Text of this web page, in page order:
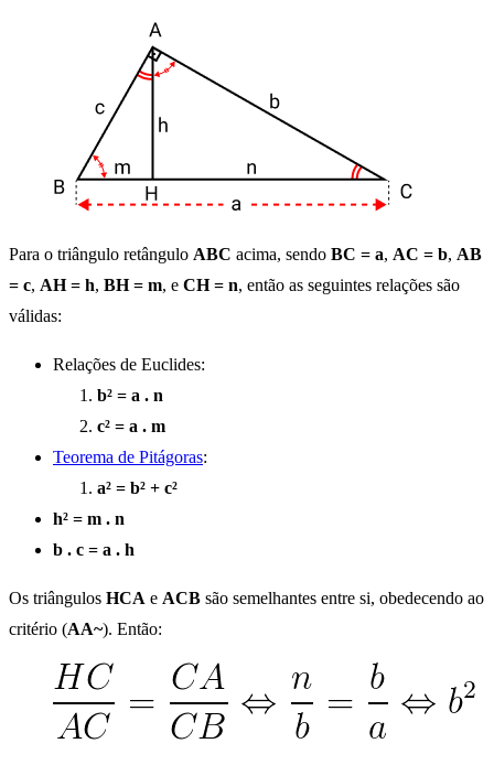
Para o triângulo retângulo ABC acima, sendo BC = a, AC = b, AB
= c, AH = h, BH = m, e CH = n, então as seguintes relações são
válidas:
Relações de Euclides:
b² = a . n
c² = a . m
Teorema de Pitágoras:
a² = b² + c²
h² = m . n
b . c = a . h
Os triângulos HCA e ACB são semelhantes entre si, obedecendo ao
critério (AA~). Então: